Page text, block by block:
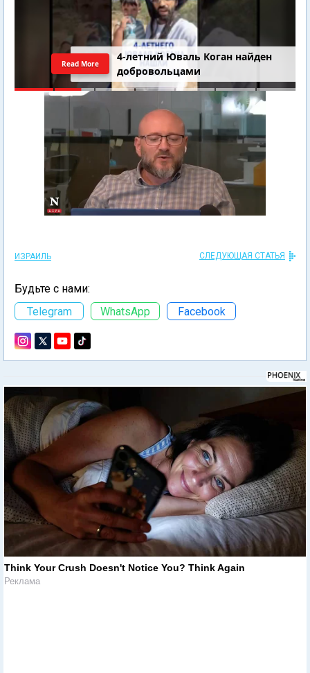
4-летний Юваль Коган найден
добровольцами
Read More
ИЗРАИЛЬ СЛЕДУЮЩАЯ СТАТЬЯ
Будьте с нами:
Telegram
WhatsApp Facebook
Think Your Crush Doesn't Notice You? Think Again
Реклама